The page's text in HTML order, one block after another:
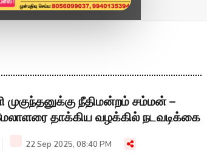
முகுந்தனுக்கு நீதிமன்றம் சம்மன் –
தாக்கிய வழக்கில் நடவடிக்கை
22 Sep 2025, 08:40 PM